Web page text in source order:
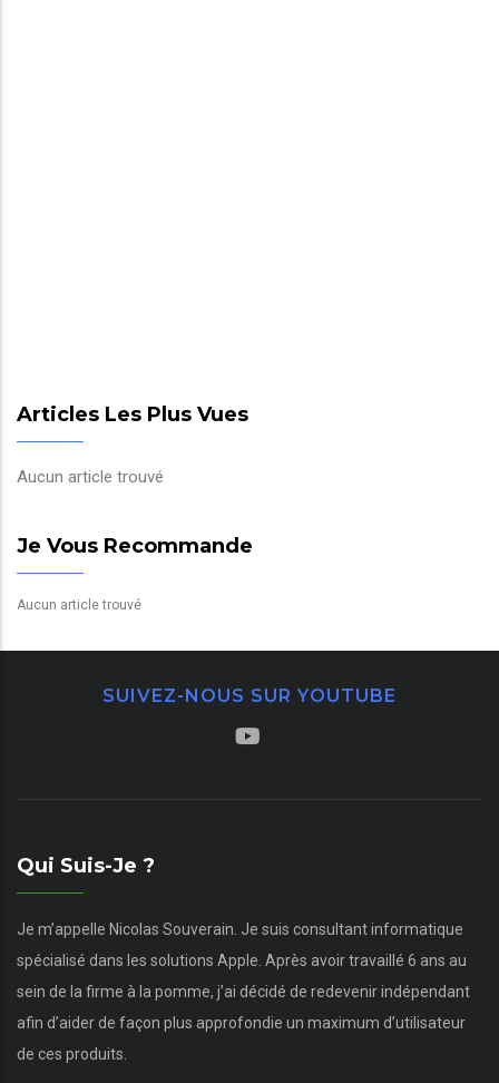
Articles Les Plus Vues
Aucun article trouvé
Je Vous Recommande
Aucun article trouvé
SUIVEZ-NOUS SUR YOUTUBE
Qui Suis-Je ?
Je m’appelle Nicolas Souverain. Je suis consultant informatique
spécialisé dans les solutions Apple. Après avoir travaillé 6 ans au
sein de la firme à la pomme, j’ai décidé de redevenir indépendant
afin d’aider de façon plus approfondie un maximum d’utilisateur
de ces produits.